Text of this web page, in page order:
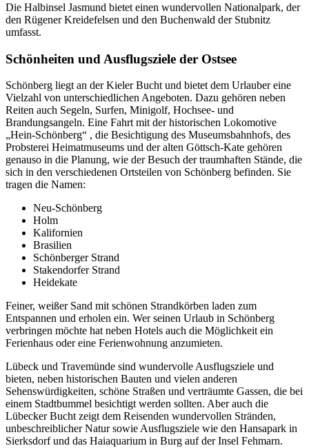
Die Halbinsel Jasmund bietet einen wundervollen Nationalpark, der
den Rügener Kreidefelsen und den Buchenwald der Stubnitz
umfasst.
Schönheiten und Ausflugsziele der Ostsee
Schönberg liegt an der Kieler Bucht und bietet dem Urlauber eine
Vielzahl von unterschiedlichen Angeboten. Dazu gehören neben
Reiten auch Segeln, Surfen, Minigolf, Hochsee- und
Brandungsangeln. Eine Fahrt mit der historischen Lokomotive
„Hein-Schönberg“ , die Besichtigung des Museumsbahnhofs, des
Probsterei Heimatmuseums und der alten Göttsch-Kate gehören
genauso in die Planung, wie der Besuch der traumhaften Stände, die
sich in den verschiedenen Ortsteilen von Schönberg befinden. Sie
tragen die Namen:
Neu-Schönberg
Holm
Kalifornien
Brasilien
Schönberger Strand
Stakendorfer Strand
Heidekate
Feiner, weißer Sand mit schönen Strandkörben laden zum
Entspannen und erholen ein. Wer seinen Urlaub in Schönberg
verbringen möchte hat neben Hotels auch die Möglichkeit ein
Ferienhaus oder eine Ferienwohnung anzumieten.
Lübeck und Travemünde sind wundervolle Ausflugsziele und
bieten, neben historischen Bauten und vielen anderen
Sehenswürdigkeiten, schöne Straßen und verträumte Gassen, die bei
einem Stadtbummel besichtigt werden sollten. Aber auch die
Lübecker Bucht zeigt dem Reisenden wundervollen Stränden,
unbeschreiblicher Natur sowie Ausflugsziele wie den Hansapark in
Sierksdorf und das Haiaquarium in Burg auf der Insel Fehmarn.